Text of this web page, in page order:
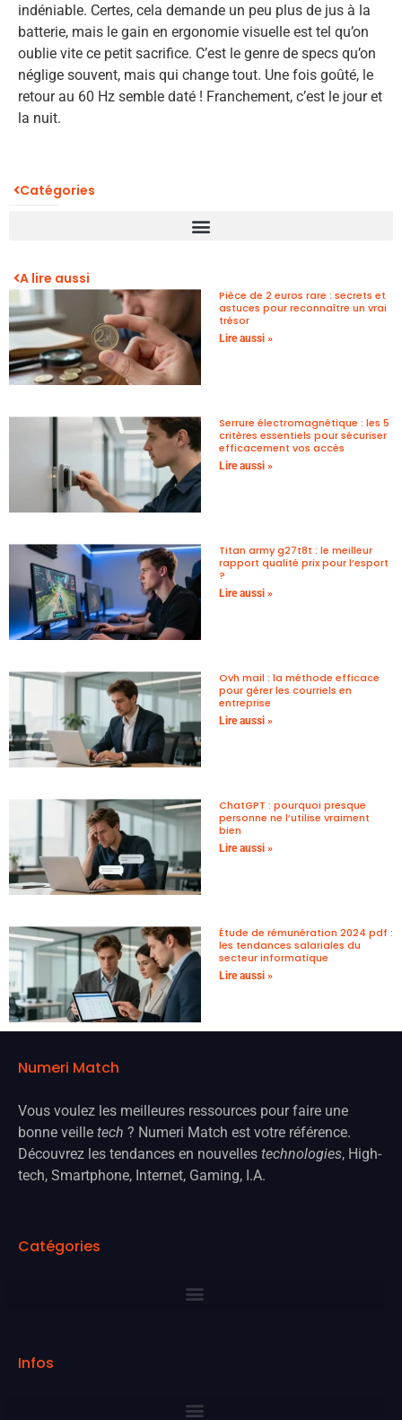
indéniable. Certes, cela demande un peu plus de jus à la
batterie, mais le gain en ergonomie visuelle est tel qu’on
oublie vite ce petit sacrifice. C’est le genre de specs qu’on
néglige souvent, mais qui change tout. Une fois goûté, le
retour au 60 Hz semble daté ! Franchement, c’est le jour et
la nuit.
Catégories
A lire aussi
Pièce de 2 euros rare : secrets et
astuces pour reconnaître un vrai
trésor
Lire aussi »
Serrure électromagnétique : les 5
critères essentiels pour sécuriser
efficacement vos accès
Lire aussi »
Titan army g27t8t : le meilleur
rapport qualité prix pour l’esport
?
Lire aussi »
Ovh mail : la méthode efficace
pour gérer les courriels en
entreprise
Lire aussi »
ChatGPT : pourquoi presque
personne ne l’utilise vraiment
bien
Lire aussi »
Étude de rémunération 2024 pdf :
les tendances salariales du
secteur informatique
Lire aussi »
Numeri Match
Vous voulez les meilleures ressources pour faire une
bonne veille tech ? Numeri Match est votre référence.
Découvrez les tendances en nouvelles technologies, High-
tech, Smartphone, Internet, Gaming, I.A.
Catégories
Infos